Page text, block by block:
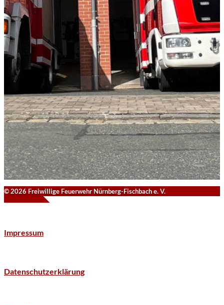
© 2026 Freiwillige Feuerwehr Nürnberg-Fischbach e. V.
Impressum
Datenschutzerklärung